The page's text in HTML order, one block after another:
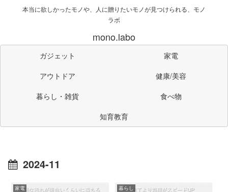
本当に欲しかったモノや、人に贈りたいモノが見つけられる、モノ
ラボ
mono.labo
ガジェット
家電
アウトドア
健康/美容
暮らし・雑貨
食べ物
知育教育
2024-11
家電 暮らし